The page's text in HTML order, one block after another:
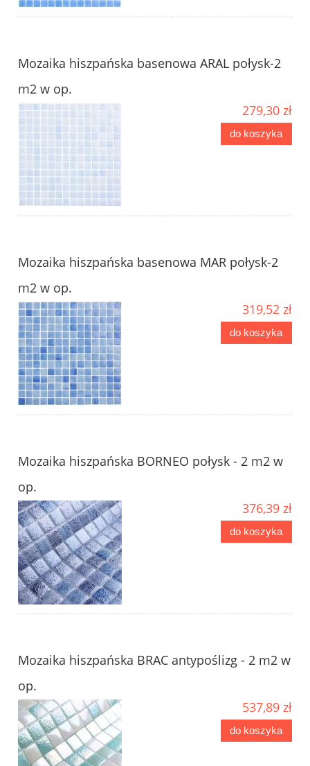
Mozaika hiszpańska basenowa ARAL połysk-2
m2 w op.
279,30 zł
do koszyka
Mozaika hiszpańska basenowa MAR połysk-2
m2 w op.
319,52 zł
do koszyka
Mozaika hiszpańska BORNEO połysk - 2 m2 w
op.
376,39 zł
do koszyka
Mozaika hiszpańska BRAC antypoślizg - 2 m2 w
op.
537,89 zł
do koszyka